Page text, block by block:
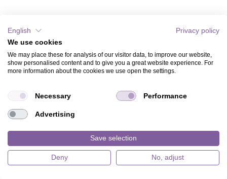
English
Privacy policy
We use cookies
We may place these for analysis of our visitor data, to improve our website,
show personalised content and to give you a great website experience. For
more information about the cookies we use open the settings.
Necessary Performance
Advertising
Save selection
Deny No, adjust